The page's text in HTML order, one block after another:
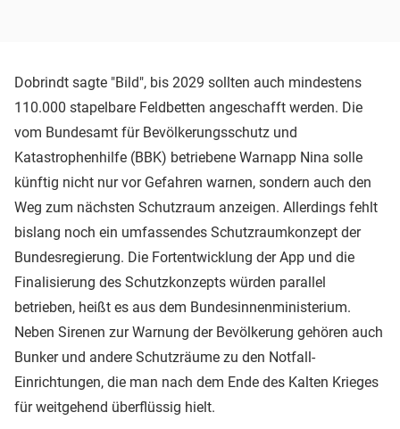
Dobrindt sagte "Bild", bis 2029 sollten auch mindestens
110.000 stapelbare Feldbetten angeschafft werden. Die
vom Bundesamt für Bevölkerungsschutz und
Katastrophenhilfe (BBK) betriebene Warnapp Nina solle
künftig nicht nur vor Gefahren warnen, sondern auch den
Weg zum nächsten Schutzraum anzeigen. Allerdings fehlt
bislang noch ein umfassendes Schutzraumkonzept der
Bundesregierung. Die Fortentwicklung der App und die
Finalisierung des Schutzkonzepts würden parallel
betrieben, heißt es aus dem Bundesinnenministerium.
Neben Sirenen zur Warnung der Bevölkerung gehören auch
Bunker und andere Schutzräume zu den Notfall-
Einrichtungen, die man nach dem Ende des Kalten Krieges
für weitgehend überflüssig hielt.